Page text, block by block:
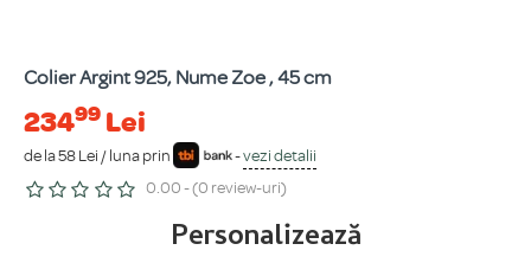
Colier Argint 925, Nume Zoe , 45 cm
23499 Lei
de la 58 Lei / luna prin -vezi detalii
0.00 - (0 review-uri)
Personalizează